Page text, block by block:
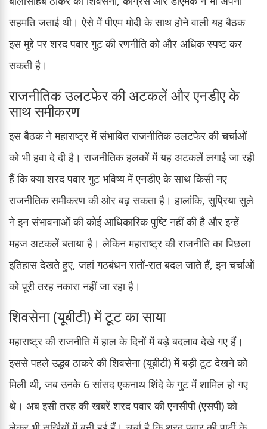
सहमति जताई थी। ऐसे में पीएम मोदी के साथ होने वाली यह बैठक
इस मुद्दे पर शरद पवार गुट की रणनीति को और अधिक स्पष्ट कर
सकती है।
राजनीतिक उलटफेर की अटकलें और एनडीए के
साथ समीकरण
इस बैठक ने महाराष्ट्र में संभावित राजनीतिक उलटफेर की चर्चाओं
को भी हवा दे दी है। राजनीतिक हलकों में यह अटकलें लगाई जा रही
हैं कि क्या शरद पवार गुट भविष्य में एनडीए के साथ किसी नए
राजनीतिक समीकरण की ओर बढ़ सकता है। हालांकि, सुप्रिया सुले
ने इन संभावनाओं की कोई आधिकारिक पुष्टि नहीं की है और इन्हें
महज अटकलें बताया है। लेकिन महाराष्ट्र की राजनीति का पिछला
इतिहास देखते हुए, जहां गठबंधन रातों-रात बदल जाते हैं, इन चर्चाओं
को पूरी तरह नकारा नहीं जा रहा है।
शिवसेना (यूबीटी) में टूट का साया
महाराष्ट्र की राजनीति में हाल के दिनों में बड़े बदलाव देखे गए हैं।
इससे पहले उद्धव ठाकरे की शिवसेना (यूबीटी) में बड़ी टूट देखने को
मिली थी, जब उनके 6 सांसद एकनाथ शिंदे के गुट में शामिल हो गए
थे। अब इसी तरह की खबरें शरद पवार की एनसीपी (एसपी) को